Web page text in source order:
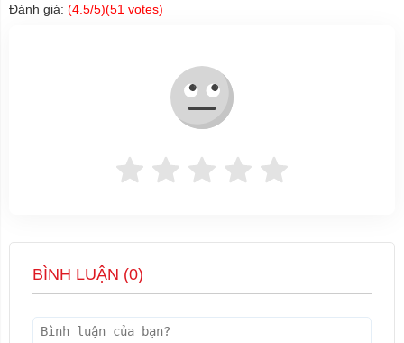
Đánh giá: (4.5/5)(51 votes)
BÌNH LUẬN (0)